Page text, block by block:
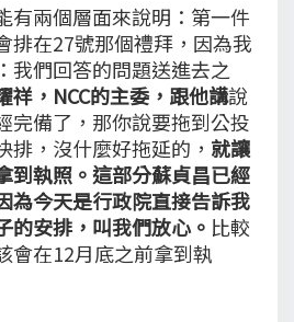
有兩個層面來說明：第一件
排在27號那個禮拜，因為我
我們回答的問題送進去之
祥，NCC的主委，跟他講說
完備了，那你說要拖到公投
排，沒什麼好拖延的， 就讓
到執照。這部分蘇貞昌已經
為今天是行政院直接告訴我
的安排，叫我們放心。 比較
會在12月底之前拿到執